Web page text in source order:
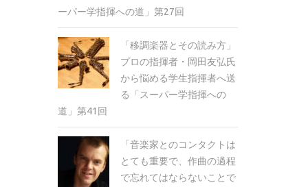
ーパー学指揮への道」第27回
「移調楽器とその読み方」
プロの指揮者・岡田友弘氏
から悩める学生指揮者へ送
る「スーパー学指揮への
道」第41回
「音楽家とのコンタクトは
とても重要で、作曲の過程
で忘れてはならないことで